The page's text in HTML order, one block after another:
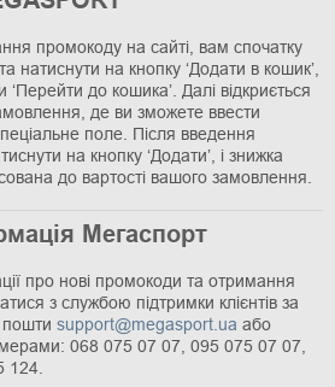
промокоду на сайті, вам спочатку
натиснути на кнопку ‘Додати в кошик’,
‘Перейти до кошика’. Далі відкриється
де ви зможете ввести
поле. Після введення
на кнопку ‘Додати’, і знижка
до вартості вашого замовлення.
Мегаспорт
про нові промокоди та отримання
з службою підтримки клієнтів за
пошти support@megasport.ua або
068 075 07 07, 095 075 07 07,
124.